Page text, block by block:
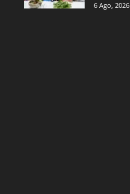
6 Ago, 2026